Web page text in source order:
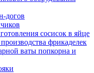
догов
сосисок в яйце
фрикаделек
ваты попкорна и